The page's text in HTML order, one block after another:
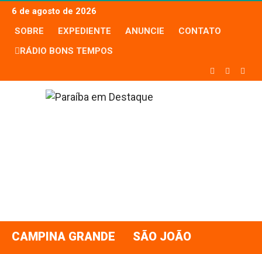
6 de agosto de 2026
SOBRE
EXPEDIENTE ANUNCIE
CONTATO
RÁDIO BONS TEMPOS
CAMPINA GRANDE SÃO JOÃO